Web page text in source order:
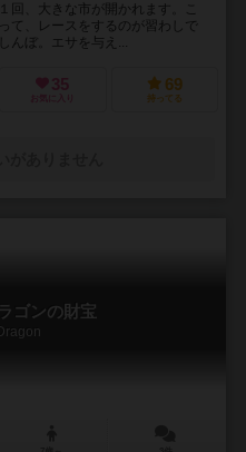
、大きな市が開かれます。こ
て、レースをするのが習わしで
んぼ。エサを与え...
35
お気に入り
69
持ってる
ゴンの財宝